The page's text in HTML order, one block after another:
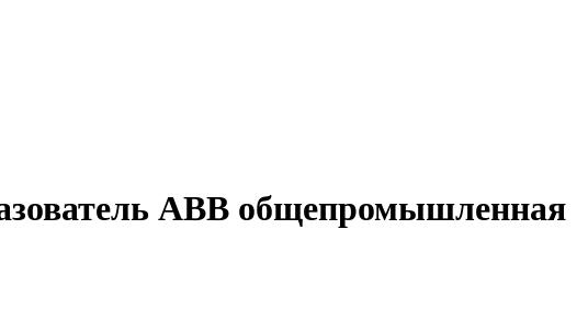
ABB общепромышленная